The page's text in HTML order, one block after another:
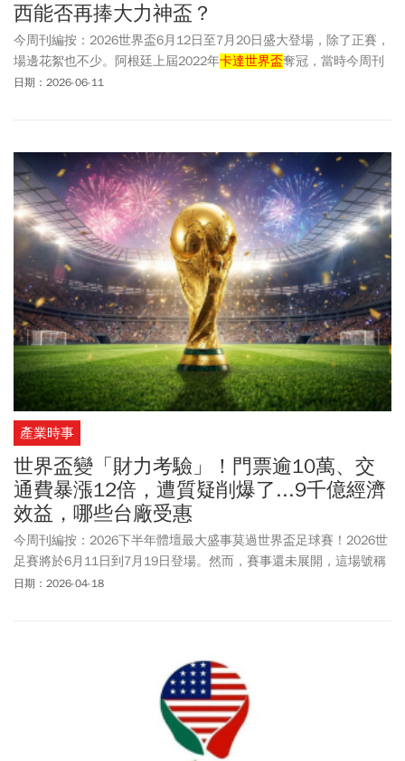
西能否再捧大力神盃？
今周刊編按：2026世界盃6月12日至7月20日盛大登場，除了正賽，
場邊花絮也不少。阿根廷上屆2022年卡達世界盃奪冠，當時今周刊
曾報導阿根廷一路過關斬將的致勝關鍵，也許是因為一杯耶巴馬黛
到本屆美國戰場，引發各界關注。
日期：2026-06-11
產業時事
世界盃變「財力考驗」！門票逾10萬、交
通費暴漲12倍，遭質疑削爆了...9千億經濟
效益，哪些台廠受惠
今周刊編按：2026下半年體壇最大盛事莫過世界盃足球賽！2026世
足賽將於6月11日到7月19日登場。然而，賽事還未展開，這場號稱
「史上規模最大」卻在交通費爭議掀起國際外交與行政角力的層
文不付，因此被迫提漲票價填補經費缺口。此外，門票價格同樣也
是居高不下。由於本屆世足首度引入動態定價機制，小組賽門票普
遍已超過4千美元（約12.5萬台幣），決賽最高票價更突破1萬美元
（約31萬台幣）；儘管主辦方曾短暫推出60美元的低價票以回應輿
論壓力，但整體價格仍處於歷史高位。根據國際足總與世界貿易組
日期：2026-04-18